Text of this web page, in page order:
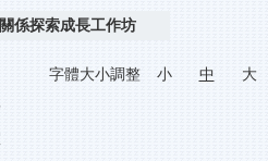
係探索成長工作坊
字體大小調整 小 中
大